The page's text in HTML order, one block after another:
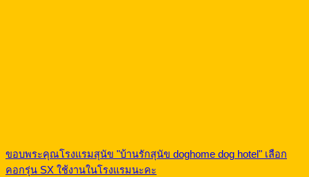
ขอบพระคุณโรงแรมสุนัข "บ้านรักสุนัข doghome dog hotel" เลือก
คอกรุ่น SX ใช้งานในโรงแรมนะคะ